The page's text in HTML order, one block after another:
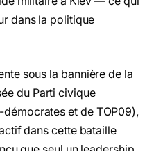
dans la politique
sous la bannière de la
du Parti civique
et de TOP09),
dans cette bataille